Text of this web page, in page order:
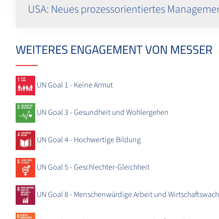
USA: Neues prozessorientiertes
WEITERES ENGAGEMENT VON MESSER
UN Goal 1 - Keine Armut
UN Goal 3 - Gesundheit und Wohlergehen
UN Goal 4 - Hochwertige Bildung
UN Goal 5 - Geschlechter-Gleichheit
UN Goal 8 - Menschenwürdige Arbeit und